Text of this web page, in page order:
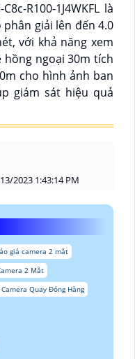
R100-1J4WKFL là
giải lên đến 4.0
với khả năng xem
ngoại 30m tích
cho hình ảnh ban
giám sát hiệu quả
2023 1:43:14 PM
giá camera 2 mắt
2 Mắt
Quay Đóng Hàng